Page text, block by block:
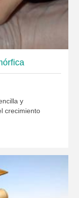
y
crecimiento